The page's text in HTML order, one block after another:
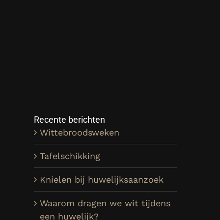
Recente berichten
Wittebroodsweken
Tafelschikking
Knielen bij huwelijksaanzoek
Waarom dragen we wit tijdens
een huwelijk?